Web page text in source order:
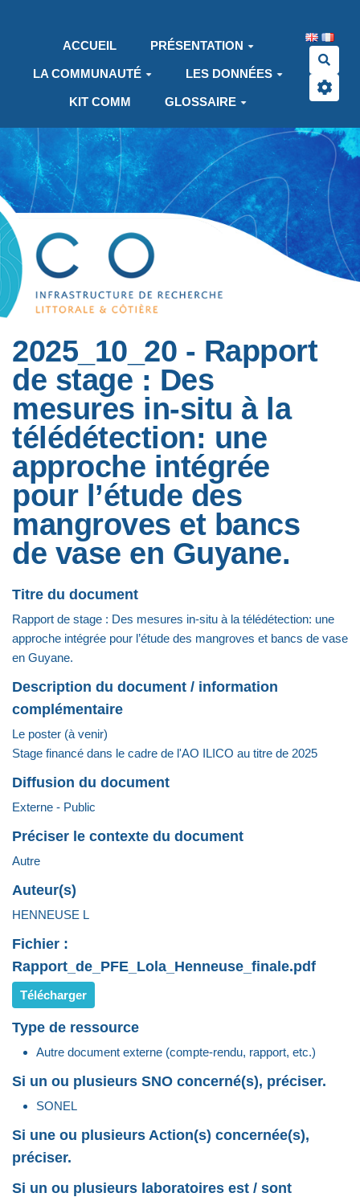
ACCUEIL
PRÉSENTATION
LA COMMUNAUTÉ LES DONNÉES
KIT COMM GLOSSAIRE
2025_10_20 - Rapport
de stage : Des
mesures in-situ à la
télédétection: une
approche intégrée
pour l’étude des
mangroves et bancs
de vase en Guyane.
Titre du document
Rapport de stage : Des mesures in-situ à la télédétection: une
approche intégrée pour l’étude des mangroves et bancs de vase
en Guyane.
Description du document / information
complémentaire
Le poster (à venir)
Stage financé dans le cadre de l'AO ILICO au titre de 2025
Diffusion du document
Externe - Public
Préciser le contexte du document
Autre
Auteur(s)
HENNEUSE L
Fichier :
Rapport_de_PFE_Lola_Henneuse_finale.pdf
Télécharger
Type de ressource
Autre document externe (compte-rendu, rapport, etc.)
Si un ou plusieurs SNO concerné(s), préciser.
SONEL
Si une ou plusieurs Action(s) concernée(s),
préciser.
Si un ou plusieurs laboratoires est / sont